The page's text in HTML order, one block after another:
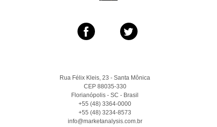
Rua Félix Kleis, 23 - Santa Mônica
CEP 88035-330
Florianópolis - SC - Brasil
+55 (48) 3364-0000
+55 (48) 3234-8573
info@marketanalysis.com.br